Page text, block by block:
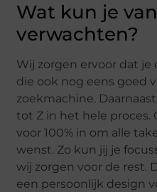
Wat kun je
verwachten?
Wij zorgen ervoor dat
die ook nog eens goed
zoekmachine.
tot Z in het hele proces.
voor 100% in om alle
wenst. Zo kun jij je
wij zorgen voor de rest.
een persoonlijk design